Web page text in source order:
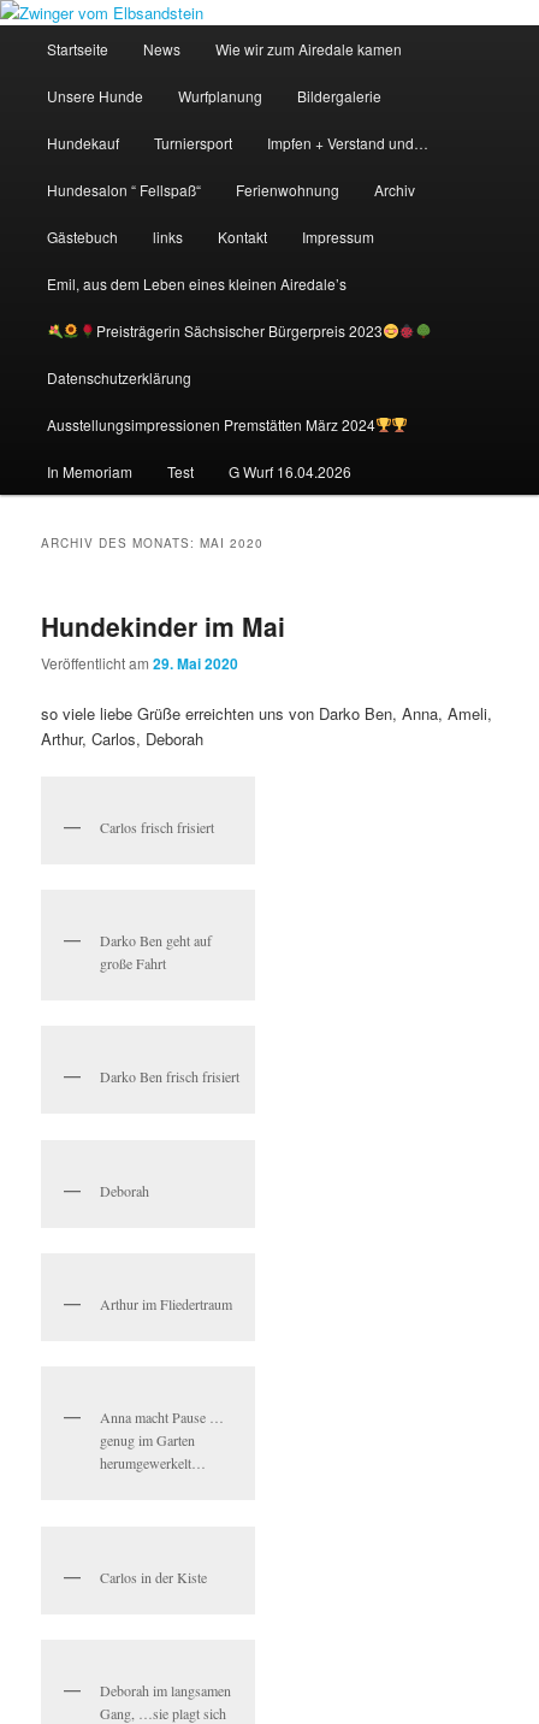
Zum
springen
Zum
springenZwinger vom Elbsandstein
Startseite News Wie wir zum Airedale kamen
Unsere Hunde Wurfplanung Bildergalerie
Hundekauf Turniersport Impfen + Verstand und…
Hundesalon “ Fellspaß“ Ferienwohnung Archiv
Gästebuch links Kontakt Impressum
Emil, aus dem Leben eines kleinen Airedale’s
Preisträgerin Sächsischer Bürgerpreis 2023
Datenschutzerklärung
Ausstellungsimpressionen Premstätten März 2024
In Memoriam Test G Wurf 16.04.2026
ARCHIV DES MONATS:MAI 2020
Hundekinder im Mai
Veröffentlicht am29. Mai 2020
so viele liebe Grüße erreichten uns von Darko Ben, Anna, Ameli,
Arthur, Carlos, Deborah
Carlos frisch frisiert
Darko Ben geht auf
große Fahrt
Darko Ben frisch frisiert
Deborah
Arthur im Fliedertraum
Anna macht Pause …
genug im Garten
herumgewerkelt…
Carlos in der Kiste
Deborah im langsamen
Gang, …sie plagt sich